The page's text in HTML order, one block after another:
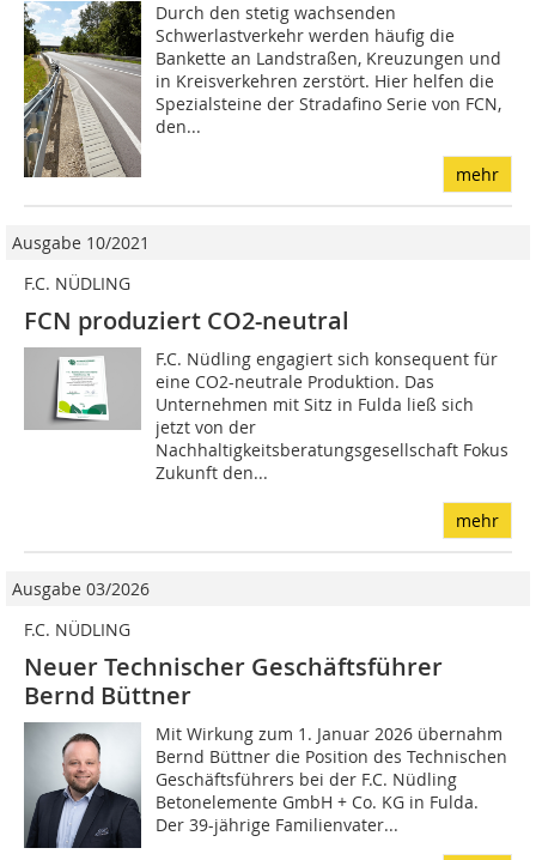
Durch den stetig wachsenden
Schwerlastverkehr werden häufig die
Bankette an Landstraßen, Kreuzungen und
in Kreisverkehren zerstört. Hier helfen die
Spezialsteine der Stradafino Serie von FCN,
den...
mehr
Ausgabe 10/2021
F.C. NÜDLING
FCN produziert CO2-neutral
F.C. Nüdling engagiert sich konsequent für
eine CO2-neutrale Produktion. Das
Unternehmen mit Sitz in Fulda ließ sich
jetzt von der
Nachhaltigkeitsberatungsgesellschaft Fokus
Zukunft den...
mehr
Ausgabe 03/2026
F.C. NÜDLING
Neuer Technischer Geschäftsführer
Bernd Büttner
Mit Wirkung zum 1. Januar 2026 übernahm
Bernd Büttner die Position des Technischen
Geschäftsführers bei der F.C. Nüdling
Betonelemente GmbH + Co. KG in Fulda.
Der 39-jährige Familienvater...